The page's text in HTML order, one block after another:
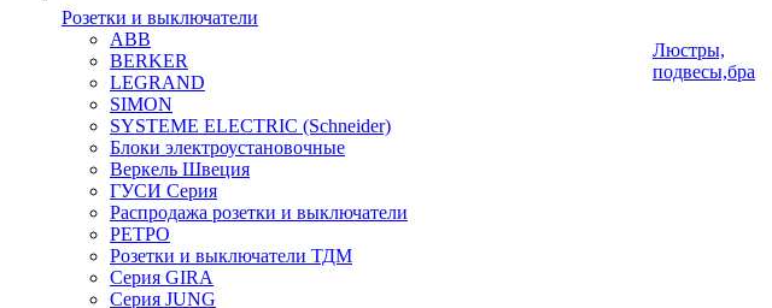
Розетки и выключатели
ABB
BERKER
LEGRAND
SIMON
SYSTEME ELECTRIC (Schneider)
Блоки электроустановочные
Веркель Швеция
ГУСИ Серия
Распродажа розетки и выключатели
РЕТРО
Розетки и выключатели ТДМ
Серия GIRA
Серия JUNG
Люстры,
подвесы,бра